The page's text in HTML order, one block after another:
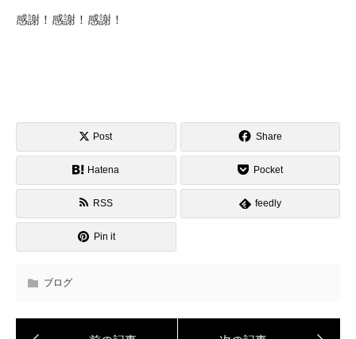
感謝！感謝！感謝！
Post Share
Hatena Pocket
RSS feedly
Pin it
ブログ